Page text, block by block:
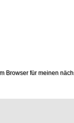
Browser für meinen